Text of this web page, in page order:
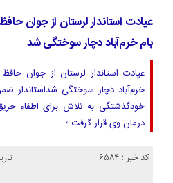
عیادت استاندار لرستان از جوان
بام خرم‌آباد دچار سوختگی شد
عیادت استاندار لرستان از جوان
خرم‌آباد دچار سوختگی شداستاندار
خودگذشتگی به تلاش برای اطفاء
درمان وی قرار گرفت ؛
کد خبر : 6584